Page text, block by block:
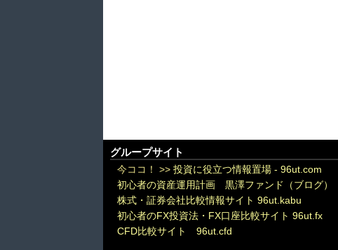
グループサイト
今ココ！ >> 投資に役立つ情報置場 - 96ut.com
初心者の資産運用計画 黒澤ファンド（ブログ）
株式・証券会社比較情報サイト 96ut.kabu
初心者のFX投資法・FX口座比較サイト 96ut.fx
CFD比較サイト 96ut.cfd